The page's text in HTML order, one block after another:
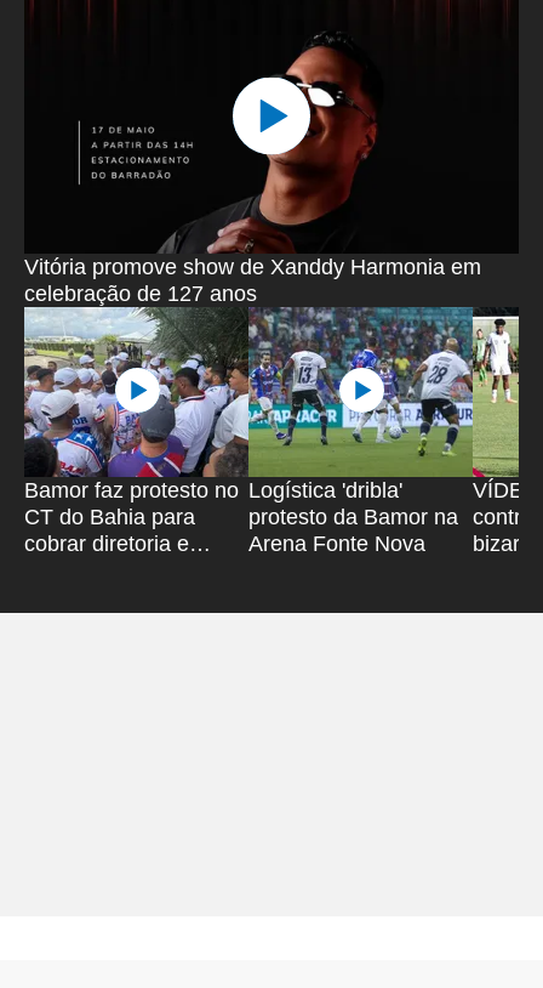
Vitória promove show de Xanddy Harmonia em
celebração de 127 anos
Bamor faz protesto no
CT do Bahia para
cobrar diretoria e
Logística 'dribla'
protesto da Bamor na
Arena Fonte Nova
contra